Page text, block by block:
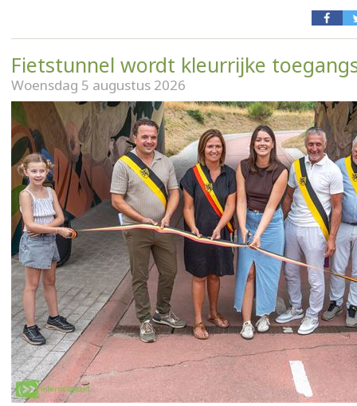
Fietstunnel wordt kleurrijke
Woensdag 5 augustus 2026